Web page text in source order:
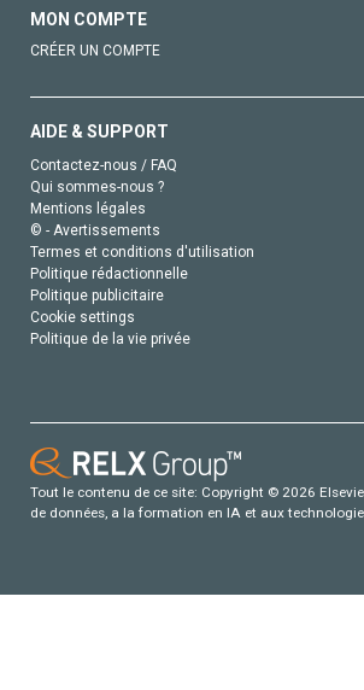
MON COMPTE
CRÉER UN COMPTE
AIDE & SUPPORT
Contactez-nous / FAQ
Qui sommes-nous ?
Mentions légales
© - Avertissements
Termes et conditions d'utilisation
Politique rédactionnelle
Politique publicitaire
Cookie settings
Politique de la vie privée
Tout le contenu de ce site: Copyright © 2026
de données, a la formation en IA et aux